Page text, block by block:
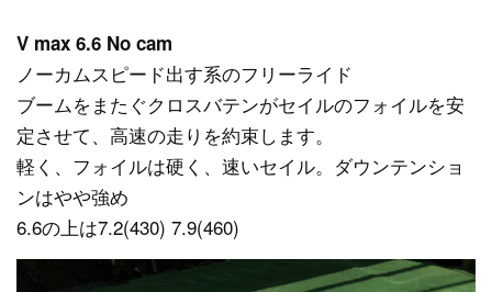
V max 6.6 No cam
ノーカムスピード出す系のフリーライド
ブームをまたぐクロスバテンがセイルのフォイルを安
定させて、高速の走りを約束します。
軽く、フォイルは硬く、速いセイル。ダウンテンショ
ンはやや強め
6.6の上は7.2(430) 7.9(460)